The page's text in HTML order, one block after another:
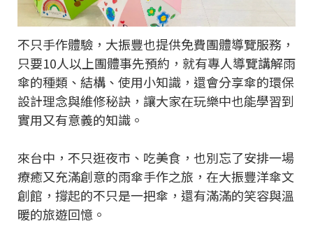
不只手作體驗，大振豐也提供免費團體導覽服務，
只要10人以上團體事先預約，就有專人導覽講解雨
傘的種類、結構、使用小知識，還會分享傘的環保
設計理念與維修秘訣，讓大家在玩樂中也能學習到
實用又有意義的知識。
來台中，不只逛夜市、吃美食，也別忘了安排一場
療癒又充滿創意的雨傘手作之旅，在大振豐洋傘文
創館，撐起的不只是一把傘，還有滿滿的笑容與溫
暖的旅遊回憶。